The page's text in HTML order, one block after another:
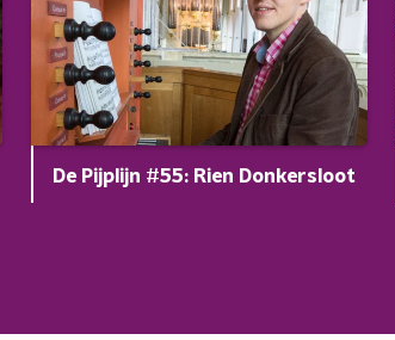
De Pijplijn #55: Rien Donkersloot